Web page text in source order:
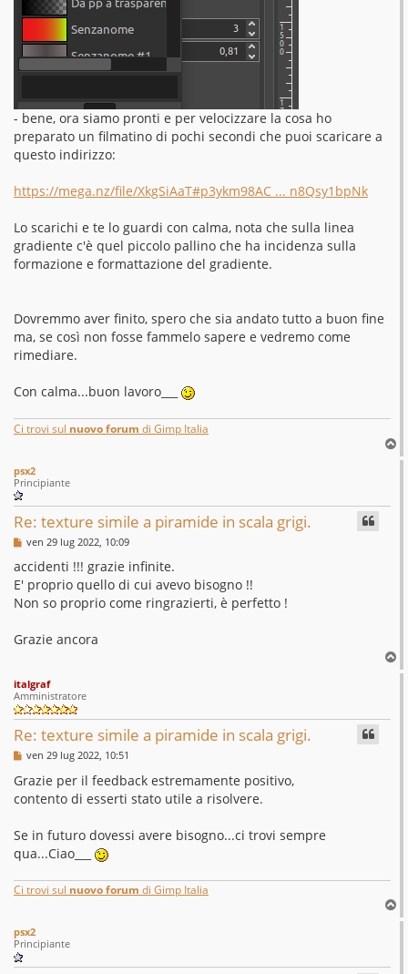
- bene, ora siamo pronti e per velocizzare la cosa ho
preparato un filmatino di pochi secondi che puoi scaricare a
questo indirizzo:
https://mega.nz/file/XkgSiAaT#p3ykm98AC ... n8Qsy1bpNk
Lo scarichi e te lo guardi con calma, nota che sulla linea
gradiente c'è quel piccolo pallino che ha incidenza sulla
formazione e formattazione del gradiente.
Dovremmo aver finito, spero che sia andato tutto a buon fine
ma, se così non fosse fammelo sapere e vedremo come
rimediare.
Con calma...buon lavoro___
Ci trovi sul nuovo forum di Gimp Italia
o
psx2
Principiante
Re: texture simile a piramide in scala grigi.
M
s
g
g
o
ven 29 lug 2022, 10:09
accidenti !!! grazie infinite.
E' proprio quello di cui avevo bisogno !!
Non so proprio come ringrazierti, è perfetto !
Grazie ancora
o
italgraf
Amministratore
Re: texture simile a piramide in scala grigi.
M
s
s
a
i
o
ven 29 lug 2022, 10:51
Grazie per il feedback estremamente positivo,
contento di esserti stato utile a risolvere.
Se in futuro dovessi avere bisogno...ci trovi sempre
qua...Ciao___
Ci trovi sul nuovo forum di Gimp Italia
o
psx2
Principiante